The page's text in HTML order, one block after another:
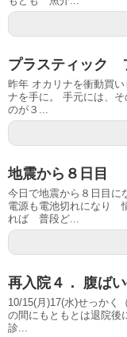
プラスティック
昨年 オカリナを衝動買
ナを手に。 手元には、
のが３...
地震から８日目
今日で地震から８日目
電源も電池切れになり
れば 普段ど...
再入院４． 腹ば
10/15(月)17(水)せっかく
の間にもともとは退院後
診...